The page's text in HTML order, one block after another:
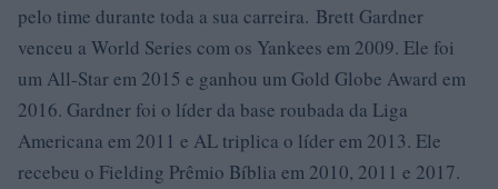
pelo time durante toda a sua carreira. Brett Gardner
venceu a World Series com os Yankees em 2009. Ele foi
um All-Star em 2015 e ganhou um Gold Globe Award em
2016. Gardner foi o líder da base roubada da Liga
Americana em 2011 e AL triplica o líder em 2013. Ele
recebeu o Fielding Prêmio Bíblia em 2010, 2011 e 2017.